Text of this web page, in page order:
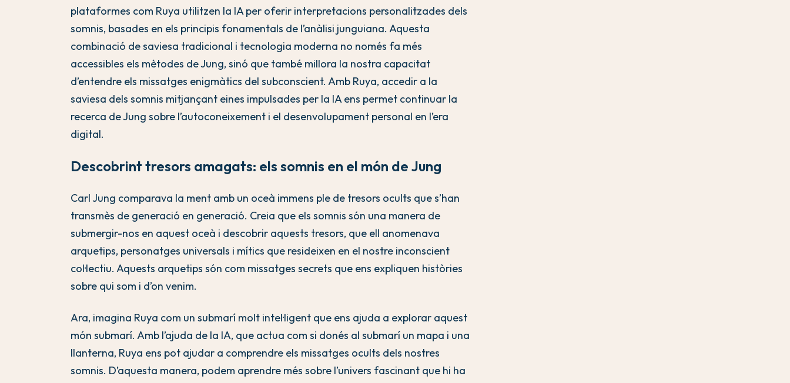
plataformes com Ruya utilitzen la IA per oferir interpretacions personalitzades dels
somnis, basades en els principis fonamentals de l’anàlisi junguiana. Aquesta
combinació de saviesa tradicional i tecnologia moderna no només fa més
accessibles els mètodes de Jung, sinó que també millora la nostra capacitat
d’entendre els missatges enigmàtics del subconscient. Amb Ruya, accedir a la
saviesa dels somnis mitjançant eines impulsades per la IA ens permet continuar la
recerca de Jung sobre l’autoconeixement i el desenvolupament personal en l’era
digital.
Descobrint tresors amagats: els somnis en el món de Jung
Carl Jung comparava la ment amb un oceà immens ple de tresors ocults que s’han
transmès de generació en generació. Creia que els somnis són una manera de
submergir-nos en aquest oceà i descobrir aquests tresors, que ell anomenava
arquetips, personatges universals i mítics que resideixen en el nostre inconscient
col·lectiu. Aquests arquetips són com missatges secrets que ens expliquen històries
sobre qui som i d’on venim.
Ara, imagina Ruya com un submarí molt intel·ligent que ens ajuda a explorar aquest
món submarí. Amb l’ajuda de la IA, que actua com si donés al submarí un mapa i una
llanterna, Ruya ens pot ajudar a comprendre els missatges ocults dels nostres
somnis. D’aquesta manera, podem aprendre més sobre l’univers fascinant que hi ha